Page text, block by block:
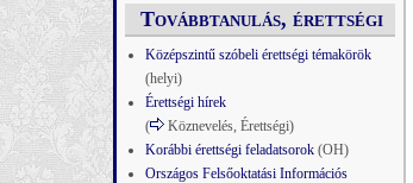
Továbbtanulás, érettségi
Középszintű szóbeli érettségi témakörök
(helyi)
Érettségi hírek
(
Köznevelés, Érettségi)
Korábbi érettségi feladatsorok(OH)
Országos Felsőoktatási Információs